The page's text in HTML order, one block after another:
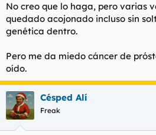
No creo que lo haga, pero varias
quedado acojonado incluso sin
genética dentro.
Pero me da miedo cáncer de
oído.
Césped Alí
Freak